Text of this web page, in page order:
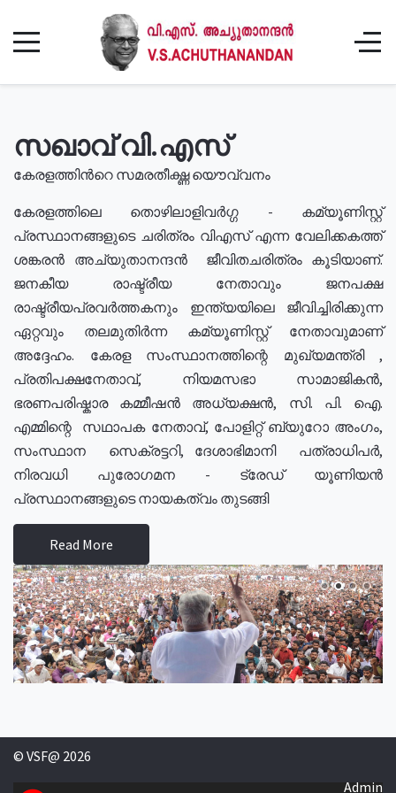
സഖാവ് വി.എസ്
കേരളത്തിൻറെ സമരതീക്ഷ്ണ യൌവ്വനം
കേരളത്തിലെ തൊഴിലാളിവർഗ്ഗ - കമ്യൂണിസ്റ്റ്
പ്രസ്ഥാനങ്ങളുടെ ചരിത്രം വിഎസ് എന്ന വേലിക്കകത്ത്
ശങ്കരൻ അച്യുതാനന്ദൻ ജീവിതചരിത്രം കൂടിയാണ്.
ജനകീയ രാഷ്ട്രീയ നേതാവും ജനപക്ഷ
രാഷ്ട്രീയപ്രവർത്തകനും ഇന്ത്യയിലെ ജീവിച്ചിരിക്കുന്ന
ഏറ്റവും തലമുതിർന്ന കമ്യൂണിസ്റ്റ് നേതാവുമാണ്
അദ്ദേഹം. കേരള സംസ്ഥാനത്തിന്റെ മുഖ്യമന്ത്രി ,
പ്രതിപക്ഷനേതാവ്, നിയമസഭാ സാമാജികൻ,
ഭരണപരിഷ്കാര കമ്മീഷൻ അധ്യക്ഷൻ, സി. പി. ഐ.
എമ്മിന്റെ സഥാപക നേതാവ്, പോളിറ്റ് ബ്യുറോ അംഗം,
സംസ്ഥാന സെക്രട്ടറി, ദേശാഭിമാനി പത്രാധിപർ,
നിരവധി പുരോഗമന - ട്രേഡ് യൂണിയൻ
പ്രസ്ഥാനങ്ങളുടെ നായകത്വം തുടങ്ങി
Read More
© VSF@ 2026
Admin